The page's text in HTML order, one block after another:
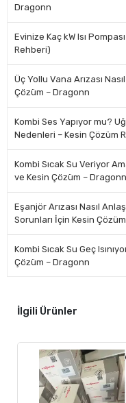
Dragonn
Evinize Kaç kW Isı
Rehberi)
Üç Yollu Vana Arızası
Çözüm – Dragonn
Kombi Ses Yapıyor mu?
Nedenleri – Kesin Çözüm
Kombi Sıcak Su Veriyor
ve Kesin Çözüm – Dragonn
Eşanjör Arızası Nasıl
Sorunları İçin Kesin
Kombi Sıcak Su Geç
Çözüm – Dragonn
İlgili Ürünler